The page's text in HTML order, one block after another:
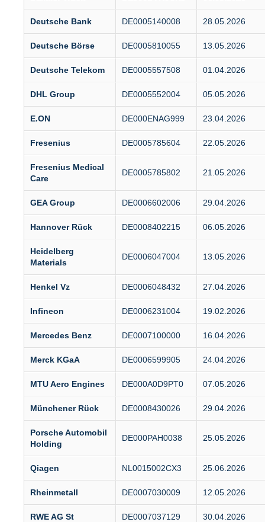
Deutsche Bank DE0005140008 28.05.2026
Deutsche Börse DE0005810055 13.05.2026
Deutsche Telekom DE0005557508 01.04.2026
DHL Group DE0005552004 05.05.2026
E.ON DE000ENAG999 23.04.2026
Fresenius DE0005785604 22.05.2026
Fresenius Medical
Care
DE0005785802 21.05.2026
GEA Group DE0006602006 29.04.2026
Hannover Rück DE0008402215 06.05.2026
Heidelberg
Materials
DE0006047004 13.05.2026
Henkel Vz DE0006048432 27.04.2026
Infineon DE0006231004 19.02.2026
Mercedes Benz DE0007100000 16.04.2026
Merck KGaA DE0006599905 24.04.2026
MTU Aero Engines DE000A0D9PT0 07.05.2026
Münchener Rück DE0008430026 29.04.2026
Porsche Automobil
Holding
DE000PAH0038 25.05.2026
Qiagen NL0015002CX3 25.06.2026
Rheinmetall DE0007030009 12.05.2026
RWE AG St DE0007037129 30.04.2026